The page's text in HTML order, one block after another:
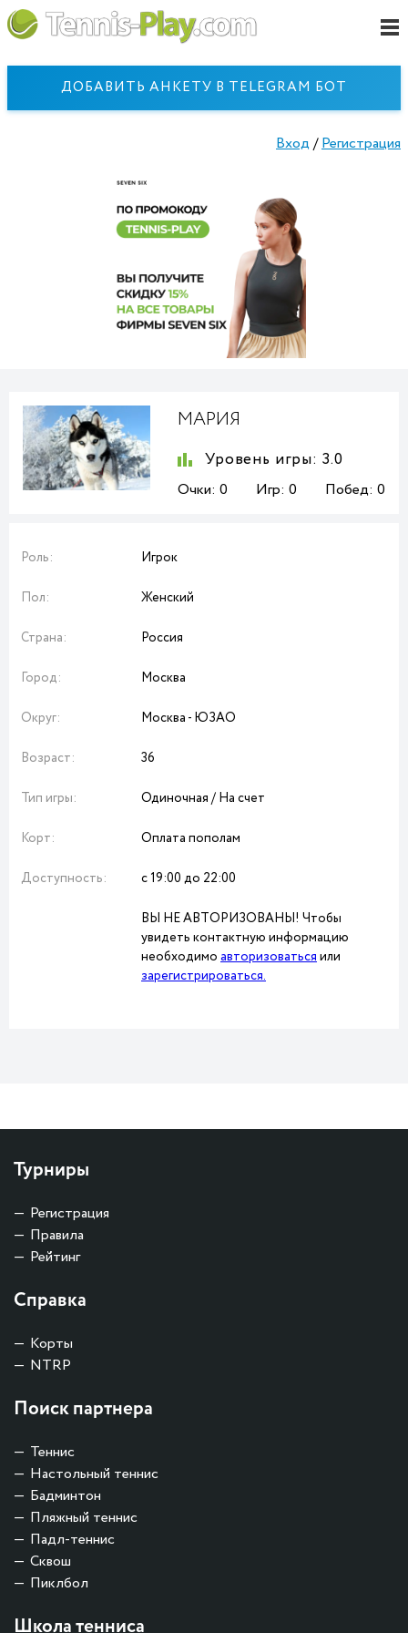
ДОБАВИТЬ АНКЕТУ В TELEGRAM БОТ
Вход /Регистрация
МАРИЯ
Уровень игры: 3.0
Очки: 0 Игр: 0 Побед: 0
Роль: Игрок
Пол: Женский
Страна: Россия
Город: Москва
Округ: Москва - ЮЗАО
Возраст: 36
Тип игры: Одиночная / На счет
Корт: Оплата пополам
Доступность: с 19:00 до 22:00
ВЫ НЕ АВТОРИЗОВАНЫ! Чтобы
увидеть контактную информацию
необходимо авторизоватьсяили
зарегистрироваться.
Турниры
Регистрация
Правила
Рейтинг
Справка
Корты
NTRP
Поиск партнера
Теннис
Настольный теннис
Бадминтон
Пляжный теннис
Падл-теннис
Сквош
Пиклбол
Школа тенниса